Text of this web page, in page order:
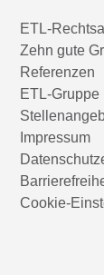
ETL-
Zehn gute
Referenzen
ETL-Gruppe
Impressum
Cookie-